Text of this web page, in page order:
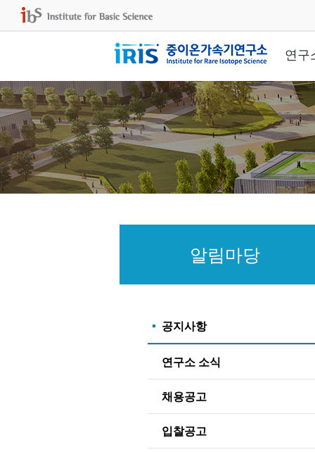
연구
알림마당
공지사항
연구소 소식
채용공고
입찰공고